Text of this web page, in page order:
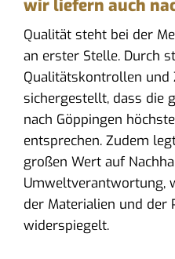
wir liefern auch
Qualität steht bei der
an erster Stelle. Durch
Qualitätskontrollen
sichergestellt, dass die
nach Göppingen
entsprechen. Zudem
großen Wert auf
Umweltverantwortung,
der Materialien und der
widerspiegelt.